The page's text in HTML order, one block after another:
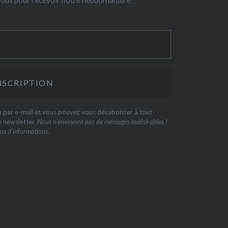
e-mail et vous pouvez vous désabonner à tout
newsletter. Nous n’envoyons pas de messages indésirables !
d’informations.